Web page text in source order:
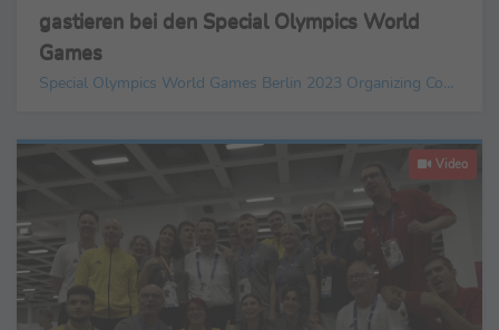
gastieren bei den Special Olympics World
Games
Special Olympics World Games Berlin 2023 Organizing Committee gGmbH
Video